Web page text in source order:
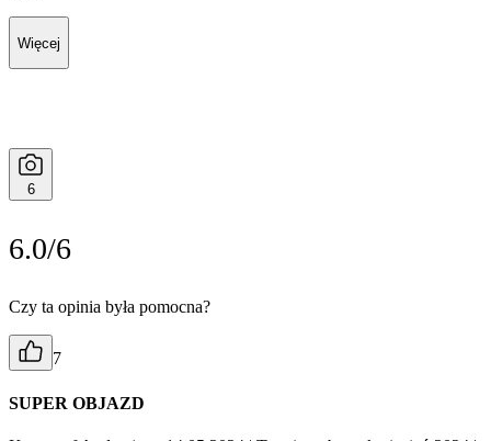
Więcej
6
6.0/6
Czy ta opinia była pomocna?
7
SUPER OBJAZD